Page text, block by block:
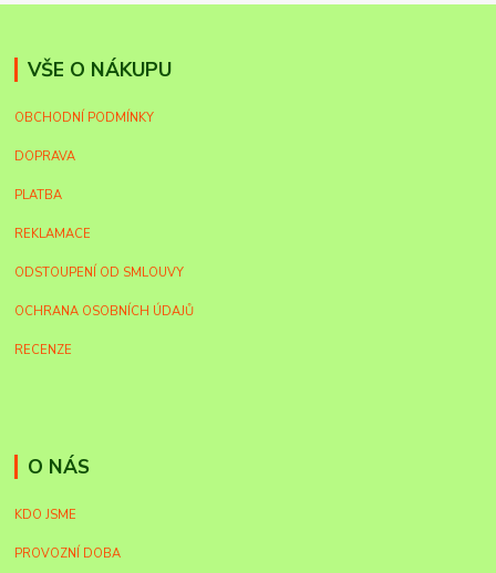
VŠE O NÁKUPU
OBCHODNÍ PODMÍNKY
DOPRAVA
PLATBA
REKLAMACE
ODSTOUPENÍ OD SMLOUVY
OCHRANA OSOBNÍCH ÚDAJŮ
RECENZE
O NÁS
KDO JSME
PROVOZNÍ DOBA